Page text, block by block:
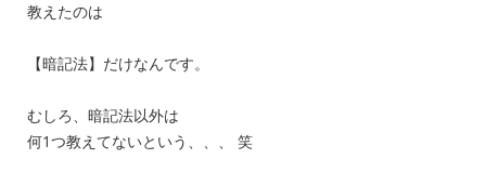
教えたのは
【暗記法】だけなんです。
むしろ、暗記法以外は
何1つ教えてないという、、、 笑